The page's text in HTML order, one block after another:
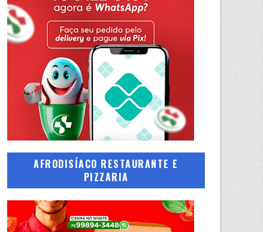
AFRODISÍACO RESTAURANTE E
PIZZARIA